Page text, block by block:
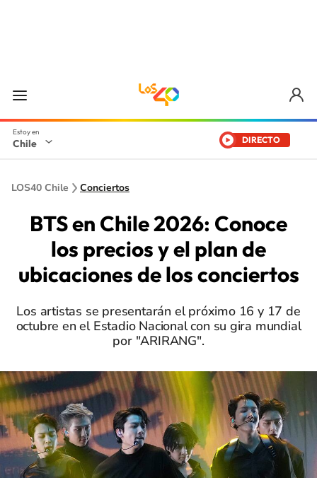
Chile DIRECTO
LOS40 Chile Conciertos
BTS en Chile 2026: Conoce
los precios y el plan de
ubicaciones de los conciertos
Los artistas se presentarán el próximo 16 y 17 de
octubre en el Estadio Nacional con su gira mundial
por "ARIRANG".